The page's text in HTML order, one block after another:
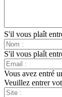
S'il vous plaît
S'il vous plaît
Vous avez entré
Veuillez entrer